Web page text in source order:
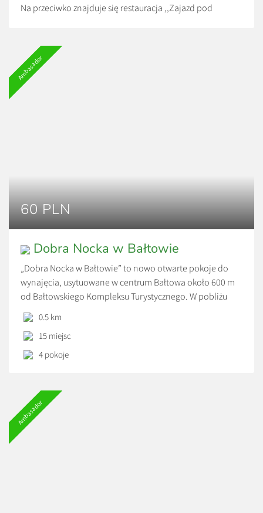
Na przeciwko znajduje się restauracja ,,Zajazd pod
Cena 80 zł jest od osoby, przy sześciu osobach.
Doba od 15.00 do 11.00
Ambasador
60 PLN
Dobra Nocka w Bałtowie
„Dobra Nocka w Bałtowie” to nowo otwarte pokoje do
wynajęcia, usytuowane w centrum Bałtowa około 600 m
od Bałtowskiego Kompleksu Turystycznego. W pobliżu
znajdują się trzy sklepy spożywcze oraz 4 restauracje.
Każdy pokój posiada własną łazienkę, telewizor, małą
lodówkę oraz wifi. Pokój typu studio posiada własny
aneks kuchenny, natomiast dla pozostałych pokoi jest
0.5 km
15 miejsc
4 pokoje
Ambasador